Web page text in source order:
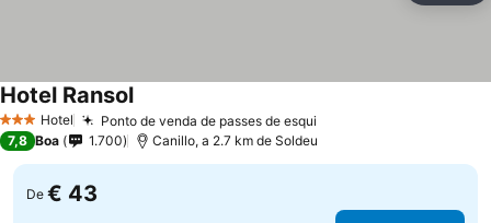
3 EstrelasHotel Ponto de venda de passes de esqui
Hotel RansolVer preços
7,8 Boa 1.700 Canillo, a 2.7 km de Soldeu
De € 43